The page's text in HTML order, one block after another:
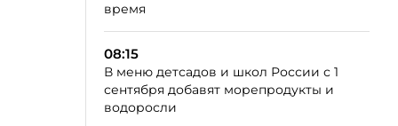
время
08:15
В меню детсадов и школ России с 1
сентября добавят морепродукты и
водоросли